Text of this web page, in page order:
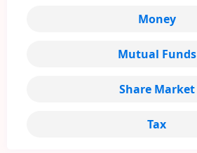
Money
Mutual Funds
Share Market
Tax